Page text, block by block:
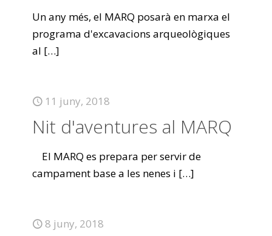
Un any més, el MARQ posarà en marxa el
programa d'excavacions arqueològiques
al […]
11 juny, 2018
Nit d'aventures al MARQ
El MARQ es prepara per servir de
campament base a les nenes i […]
8 juny, 2018